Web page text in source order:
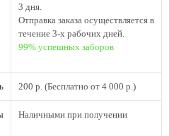
3 дня.
Отправка заказа осуществляется в
течение 3-х рабочих дней.
99% успешных заборов
200 р. (Бесплатно от 4 000 р.)
Наличными при получении